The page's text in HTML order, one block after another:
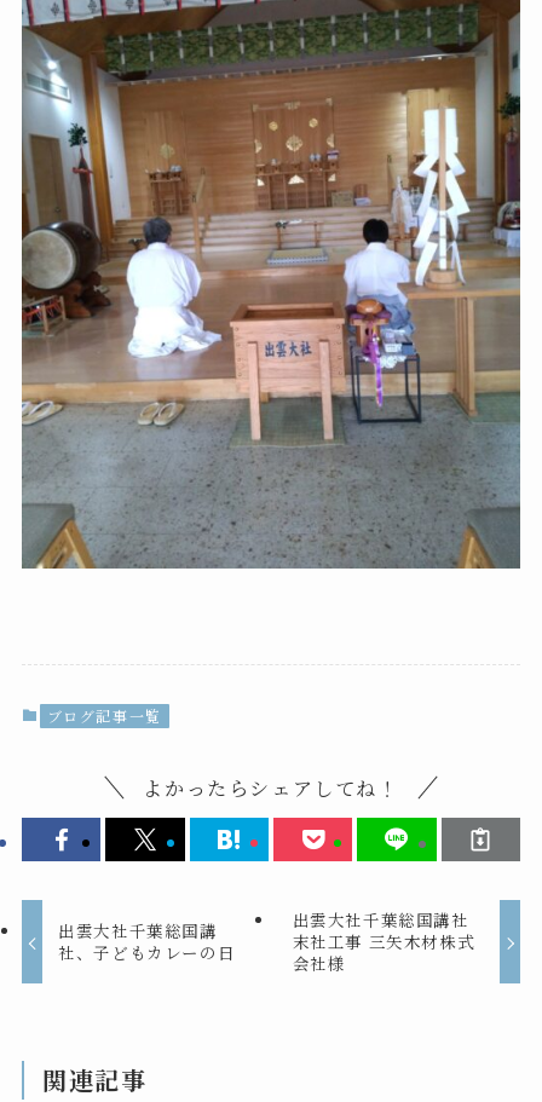
ブログ記事一覧
よかったらシェアしてね！
出雲大社千葉総国講
社、子どもカレーの日
出雲大社千葉総国講社
末社工事 三矢木材株式
会社様
関連記事